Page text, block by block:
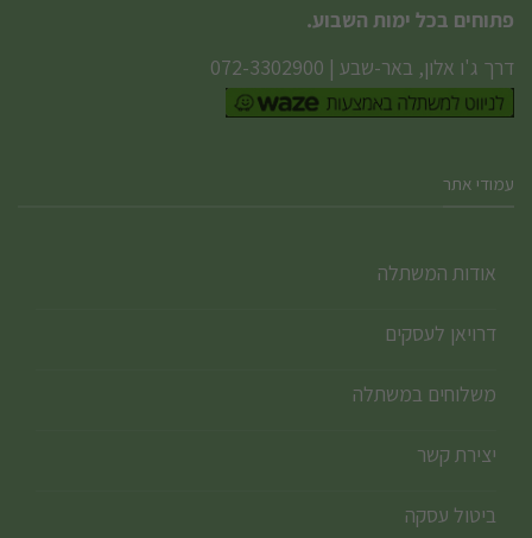
פתוחים בכל ימות השבוע.
דרך ג'ו אלון, באר-שבע |
072-3302900
עמודי אתר
אודות המשתלה
דרויאן לעסקים
משלוחים במשתלה
יצירת קשר
ביטול עסקה